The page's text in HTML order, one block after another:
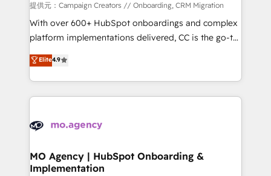
guided implementation and seamless integration of
the CRM platform into your digital ecosystem. Would
you like support in deploying your inbound
to your needs and sales objectives. With 125+
certifications, we are part of the most certified
services are offered in both English & French.
提供元：Campaign Creators // Onboarding, CRM Migration
With over 600+ HubSpot onboardings and complex
platform implementations delivered, CC is the go-to
Elite Solutions Partner for businesses ready to
migrate, replatform, and scale smarter. We specialize
in high-impact CRM and CMS migrations and
onboarding from platforms like Salesforce, NetSuite,
WordPress and legacy CRMs, turning fragmented
architectures that accelerate revenue operations and
performance. - Multi-object CRM migration, cleanup,
Elite4.9
MO Agency | HubSpot Onboarding &
Implementation